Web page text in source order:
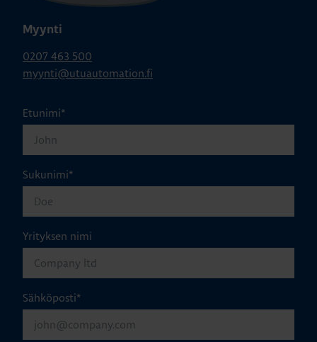
Myynti
0207 463 500
myynti@utuautomation.fi
Etunimi*
Sukunimi*
Yrityksen nimi
Sähköposti*